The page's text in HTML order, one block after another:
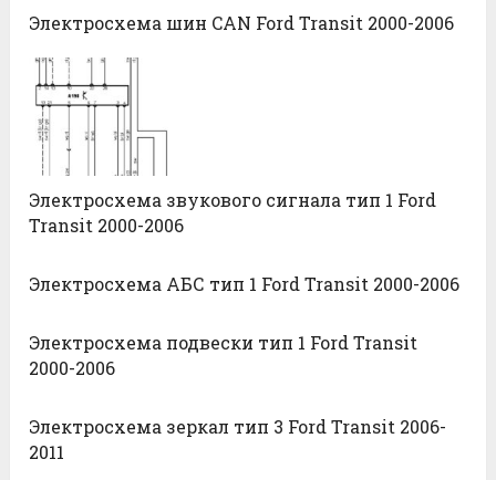
Электросхема шин CAN Ford Transit 2000-2006
Электросхема звукового сигнала тип 1 Ford
Transit 2000-2006
Электросхема АБС тип 1 Ford Transit 2000-2006
Электросхема подвески тип 1 Ford Transit
2000-2006
Электросхема зеркал тип 3 Ford Transit 2006-
2011